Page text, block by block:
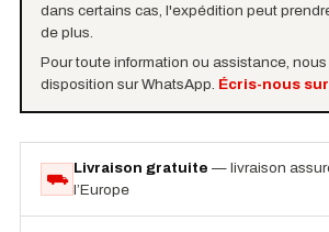
dans certains cas, l'expédition peut
de plus.
Pour toute information ou assistance,
disposition sur WhatsApp. Écris-nous
⛟
Livraison gratuite — livraison
l’Europe